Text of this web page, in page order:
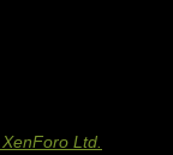
Ltd.